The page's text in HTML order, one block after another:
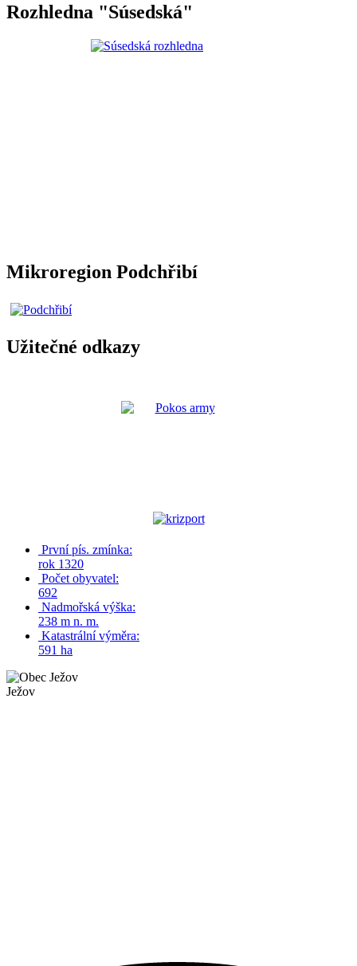
Rozhledna "Súsedská"
Mikroregion Podchřibí
Užitečné odkazy
První pís. zmínka:
rok 1320
Počet obyvatel:
692
Nadmořská výška:
238 m n. m.
Katastrální výměra:
591 ha
Ježov